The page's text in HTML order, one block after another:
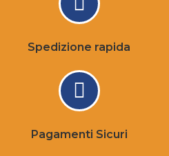
Spedizione rapida
Pagamenti Sicuri